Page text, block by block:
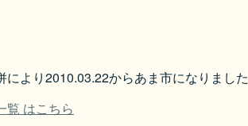
により2010.03.22からあま市になりました
覧 はこちら